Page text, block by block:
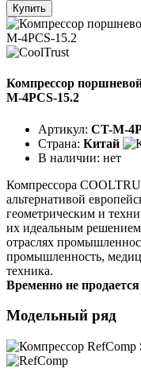
Купить
Компрессор
М-4PCS-15.2
Артикул: CT-М-
Страна: Китай
В наличии: нет
Компрессора
альтернативой
геометрическим и
их идеальным
отраслях
промышленность,
техника.
Временно не продается
Модельный ряд